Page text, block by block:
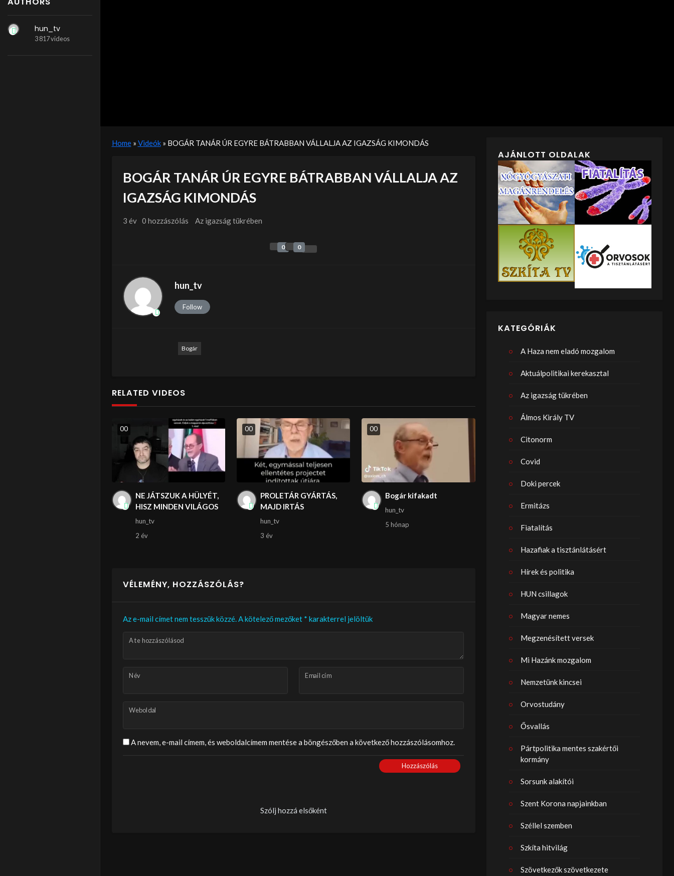
hun_tv
3 817 videos
Home» Videók» BOGÁR TANÁR ÚR EGYRE BÁTRABBAN VÁLLALJA AZ IGAZSÁG KIMONDÁS
BOGÁR TANÁR ÚR EGYRE BÁTRABBAN VÁLLALJA AZ
IGAZSÁG KIMONDÁS
3 év 0 hozzászólás Az igazság tükrében
0 0
hun_tv
Follow
Bogár
RELATED VIDEOS
00
NE JÁTSZUK A HÜLYÉT,
HISZ MINDEN VILÁGOS
hun_tv
2 év
00
PROLETÁR GYÁRTÁS,
MAJD IRTÁS
hun_tv
3 év
00
Bogár kifakadt
hun_tv
5 hónap
VÉLEMÉNY, HOZZÁSZÓLÁS?
Az e-mail címet nem tesszük közzé.A kötelező mezőket * karakterrel jelöltük
A te hozzászólásod
Név Email cím
Weboldal
A nevem, e-mail címem, és weboldalcímem mentése a böngészőben a következő hozzászólásomhoz.
Hozzászólás
Szólj hozzá elsőként
AJÁNLOTT OLDALAK
KATEGÓRIÁK
A Haza nem eladó mozgalom
Aktuálpolitikai kerekasztal
Az igazság tükrében
Álmos Király TV
Citonorm
Covid
Doki percek
Ermitázs
Fiatalítás
Hazafiak a tisztánlátásért
Hírek és politika
HUN csillagok
Magyar nemes
Megzenésített versek
Mi Hazánk mozgalom
Nemzetünk kincsei
Orvostudány
Ősvallás
Pártpolitika mentes szakértői
kormány
Sorsunk alakítói
Szent Korona napjainkban
Széllel szemben
Szkíta hitvilág
Szövetkezők szövetkezete